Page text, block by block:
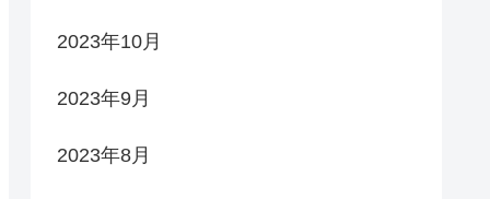
2023年10月
2023年9月
2023年8月